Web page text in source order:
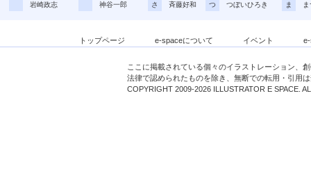
岩崎政志
神谷一郎
さ
斉藤好和
つ
つぼいひろき
ま
トップページ e-spaceについて イベント
ここに掲載されている個々のイラストレーション、
法律で認められたものを除き、無断での転用・引用
COPYRIGHT 2009-2026 ILLUSTRATOR E SPACE.